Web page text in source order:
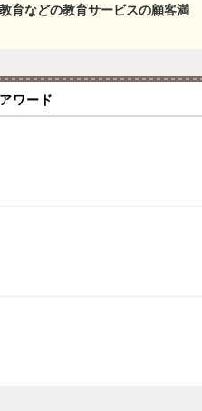
育などの教育サービスの顧客満
ワード